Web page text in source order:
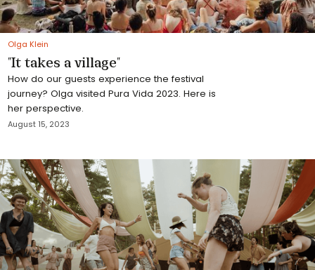
Olga Klein
"It takes a village"
How do our guests experience the festival
journey? Olga visited Pura Vida 2023. Here is
her perspective.
August 15, 2023